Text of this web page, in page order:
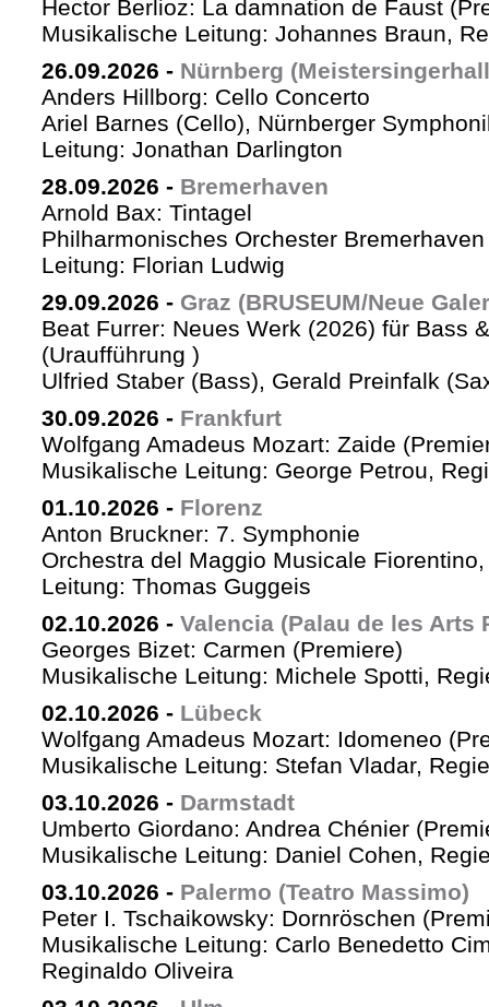
Hector Berlioz: La damnation de Faust
Musikalische Leitung: Johannes Braun,
26.09.2026 - Nürnberg
Anders Hillborg: Cello Concerto
Ariel Barnes (Cello), Nürnberger
Leitung: Jonathan Darlington
28.09.2026 - Bremerhaven
Arnold Bax: Tintagel
Philharmonisches Orchester
Leitung: Florian Ludwig
29.09.2026 - Graz (BRUSEUM/Neue
Beat Furrer: Neues Werk (2026) für Bass
(Uraufführung )
Ulfried Staber (Bass), Gerald Preinfalk
30.09.2026 - Frankfurt
Wolfgang Amadeus Mozart: Zaide
Musikalische Leitung: George Petrou,
01.10.2026 - Florenz
Anton Bruckner: 7. Symphonie
Orchestra del Maggio Musicale
Leitung: Thomas Guggeis
02.10.2026 - Valencia (Palau de les Arts
Georges Bizet: Carmen (Premiere)
Musikalische Leitung: Michele Spotti,
02.10.2026 - Lübeck
Wolfgang Amadeus Mozart: Idomeneo
Musikalische Leitung: Stefan Vladar,
03.10.2026 - Darmstadt
Umberto Giordano: Andrea Chénier
Musikalische Leitung: Daniel Cohen,
03.10.2026 - Palermo (Teatro Massimo)
Peter I. Tschaikowsky: Dornröschen
Musikalische Leitung: Carlo Benedetto
Reginaldo Oliveira